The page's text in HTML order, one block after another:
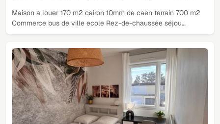
Maison a louer 170 m2 cairon 10mm de caen terrain 700 m2
Commerce bus de ville ecole Rez-de-chaussée séjou…